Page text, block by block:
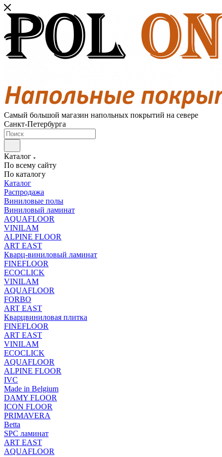
Самый большой магазин напольных покрытий на севере
Санкт-Петербурга
Каталог
По всему сайту
По каталогу
Каталог
Распродажа
Виниловые полы
Виниловый ламинат
AQUAFLOOR
VINILAM
ALPINE FLOOR
ART EAST
Кварц-виниловый ламинат
FINEFLOOR
ECOCLICK
VINILAM
AQUAFLOOR
FORBO
ART EAST
Кварцвиниловая плитка
FINEFLOOR
ART EAST
VINILAM
ECOCLICK
AQUAFLOOR
ALPINE FLOOR
IVC
Made in Belgium
DAMY FLOOR
ICON FLOOR
PRIMAVERA
Betta
SPC ламинат
ART EAST
AQUAFLOOR